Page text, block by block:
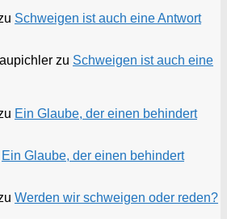
Schweigen ist auch eine Antwort
zu Schweigen ist auch eine
Ein Glaube, der einen behindert
Ein Glaube, der einen behindert
Werden wir schweigen oder reden?